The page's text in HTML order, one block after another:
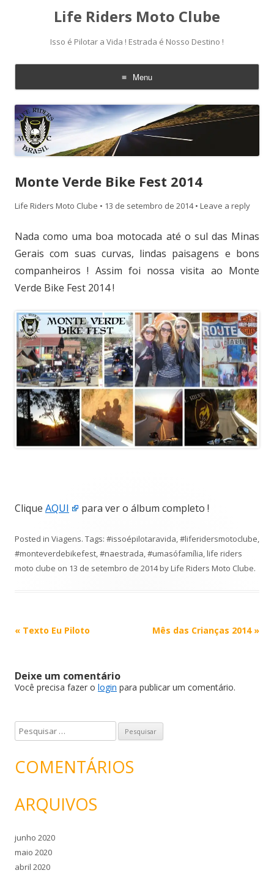
Life Riders Moto Clube
Isso é Pilotar a Vida ! Estrada é Nosso Destino !
Menu
Skip
to
content
Monte Verde Bike Fest 2014
Life Riders Moto Clube • 13 de setembro de 2014 • Leave a reply
Nada como uma boa motocada até o sul das Minas
Gerais com suas curvas, lindas paisagens e bons
companheiros ! Assim foi nossa visita ao Monte
Verde Bike Fest 2014 !
Clique AQUI para ver o álbum completo !
Posted in Viagens. Tags: #issoépilotaravida,#liferidersmotoclube,
#monteverdebikefest,#naestrada,#umasófamília,life riders
moto clube on 13 de setembro de 2014byLife Riders Moto Clube.
Post
« Texto Eu Piloto Mês das Crianças 2014 »
Deixe um comentário
Você precisa fazer o login para publicar um comentário.
e
q
r
COMENTÁRIOS
ARQUIVOS
junho 2020
maio 2020
abril 2020